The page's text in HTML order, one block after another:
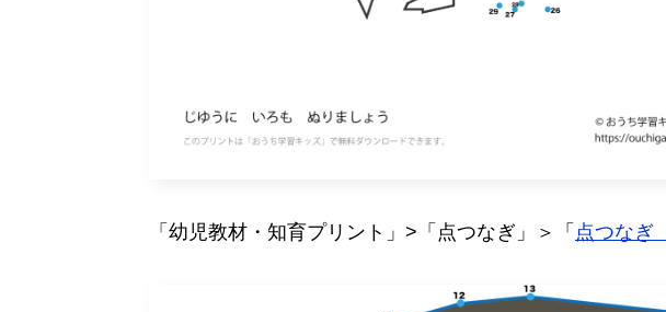
「幼児教材・知育プリント」>「点つなぎ」＞「 点つなぎ